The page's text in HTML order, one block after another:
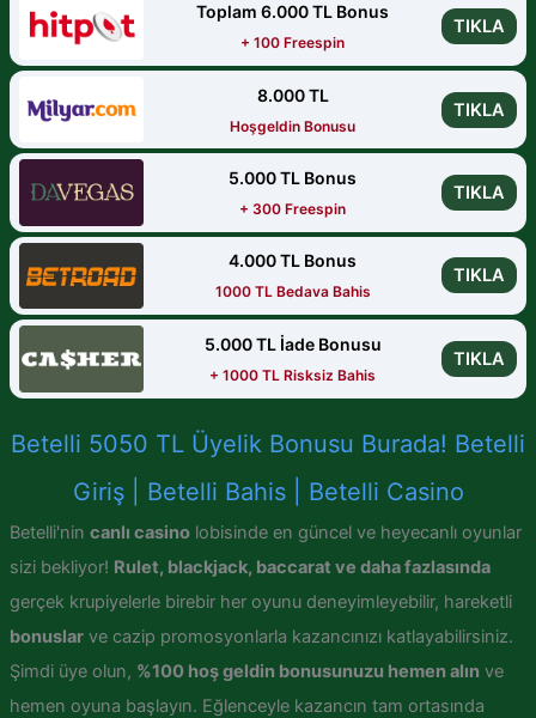
Toplam 6.000 TL Bonus
+ 100 Freespin
TIKLA
8.000 TL
Hoşgeldin Bonusu
TIKLA
5.000 TL Bonus
+ 300 Freespin
TIKLA
4.000 TL Bonus
1000 TL Bedava Bahis
TIKLA
5.000 TL İade Bonusu
+ 1000 TL Risksiz Bahis
TIKLA
Betelli 5050 TL Üyelik Bonusu Burada! Betelli
Giriş | Betelli Bahis | Betelli Casino
Betelli'nin canlı casinolobisinde en güncel ve heyecanlı oyunlar
sizi bekliyor! Rulet, blackjack, baccarat ve daha fazlasında
gerçek krupiyelerle birebir her oyunu deneyimleyebilir, hareketli
bonuslarve cazip promosyonlarla kazancınızı katlayabilirsiniz.
Şimdi üye olun, %100 hoş geldin bonusunuzu hemen alın ve
hemen oyuna başlayın. Eğlenceyle kazancın tam ortasında